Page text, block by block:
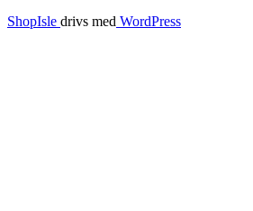
ShopIsle drivs med WordPress